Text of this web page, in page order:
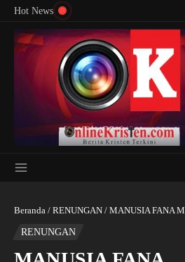
Lewati ke konten
Hot News
Beranda / RENUNGAN / MANUSIA FANA
RENUNGAN